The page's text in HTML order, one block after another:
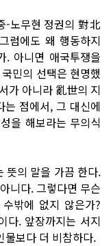
-노무현 정권의 對北
럼에도 왜 행동하지
. 아니면 애국투쟁을
민의 선택은 현명했
가 아니라 亂世의 지
는 점에서, 그 대신에
을 해보라는 무의식
뜻의 말을 가끔 한다.
니다. 그렇다면 무슨
밖에 없지 않은가?
다. 앞장까지는 서지
물보다 더 비참하다.